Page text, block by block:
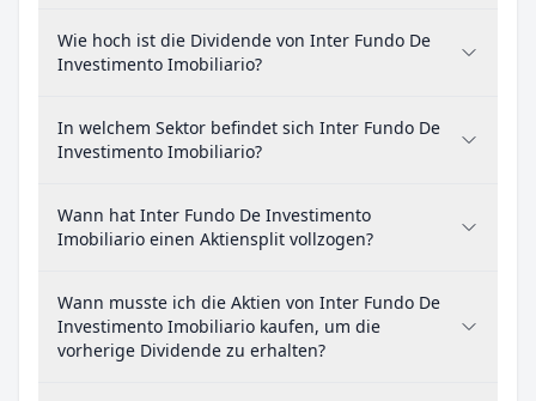
Wie hoch ist die Dividende von Inter Fundo De
Investimento Imobiliario?
In welchem Sektor befindet sich Inter Fundo De
Investimento Imobiliario?
Wann hat Inter Fundo De Investimento
Imobiliario einen Aktiensplit vollzogen?
Wann musste ich die Aktien von Inter Fundo De
Investimento Imobiliario kaufen, um die
vorherige Dividende zu erhalten?